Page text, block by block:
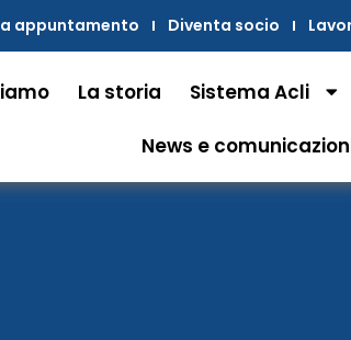
appuntamento Diventa socio
La storia Sistema Acli
News e